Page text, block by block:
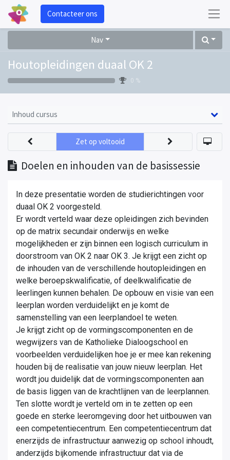
Contacteer ons
Nav
Houtopleidingen duaal OK 2
0 %
Inhoud cursus
Doelen en inhouden van de basissessie
Zet op voltooid
In deze presentatie worden de studierichtingen voor
duaal OK 2 voorgesteld.
Er wordt verteld waar deze opleidingen zich bevinden
op de matrix secundair onderwijs en welke
mogelijkheden er zijn binnen een logisch curriculum in
doorstroom van OK 2 naar OK 3. Je krijgt een zicht op
de inhouden van de verschillende houtopleidingen en
welke beroepskwalificatie, of deelkwalificatie de
leerlingen kunnen behalen. De opbouw en visie van een
leerplan worden verduidelijkt en je komt de
samenstelling van een leerplandoel te weten.
Je krijgt zicht op de vormingscomponenten en de
wegwijzers van de Katholieke Dialoogschool en
voorbeelden verduidelijken hoe je er mee kan rekening
houden bij de realisatie van jouw nieuw leerplan. Het
wordt jou duidelijk dat de vormingscomponenten aan
de basis liggen van de krachtlijnen van de leerplannen.
Ten slotte wordt je verteld om in te zetten op een
goede en sterke leeromgeving door het uitbouwen van
een competentiecentrum. Een competentiecentrum dat
enerzijds de infrastructuur aanwezig op school inhoudt,
anderzijds bijkomende infrastructuur dat via de